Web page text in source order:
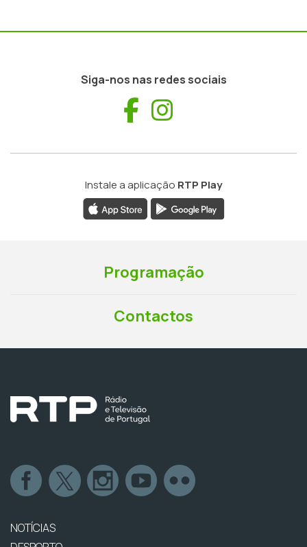
Siga-nos nas redes sociais
Facebook
Instale a aplicação RTP Play
Programação
Contactos
NOTÍCIAS